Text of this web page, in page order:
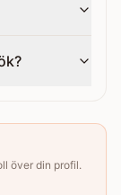
över din profil.